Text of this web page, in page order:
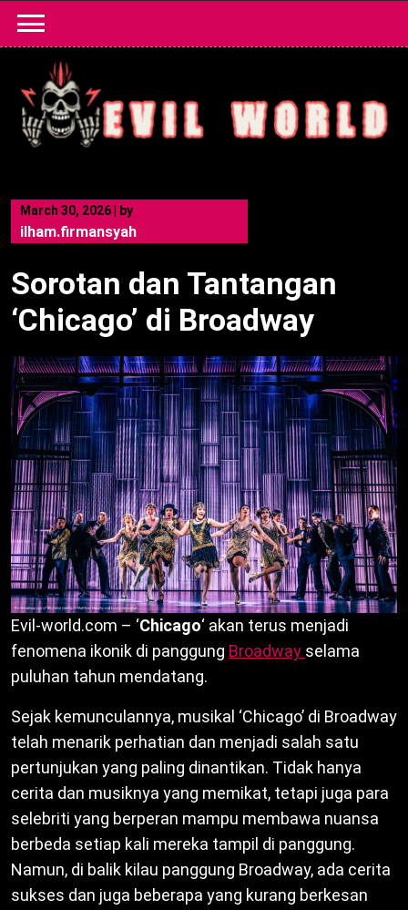
content
March 30, 2026 by
ilham.firmansyah
Sorotan dan Tantangan
‘Chicago’ di Broadway
Evil-world.com – ‘Chicago‘ akan terus menjadi
fenomena ikonik di panggung Broadway selama
puluhan tahun mendatang.
Sejak kemunculannya, musikal ‘Chicago’ di Broadway
telah menarik perhatian dan menjadi salah satu
pertunjukan yang paling dinantikan. Tidak hanya
cerita dan musiknya yang memikat, tetapi juga para
selebriti yang berperan mampu membawa nuansa
berbeda setiap kali mereka tampil di panggung.
Namun, di balik kilau panggung Broadway, ada cerita
sukses dan juga beberapa yang kurang berkesan